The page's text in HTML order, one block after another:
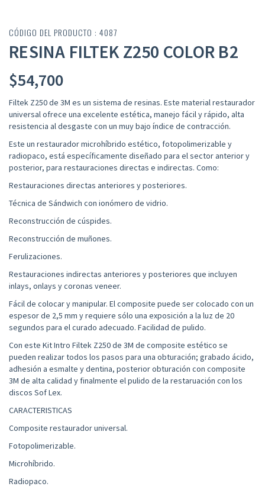
CÓDIGO DEL PRODUCTO : 4087
RESINA FILTEK Z250 COLOR B2
$54,700
Filtek Z250 de 3M es un sistema de resinas. Este material restaurador
universal ofrece una excelente estética, manejo fácil y rápido, alta
resistencia al desgaste con un muy bajo índice de contracción.
Este un restaurador microhíbrido estético, fotopolimerizable y
radiopaco, está específicamente diseñado para el sector anterior y
posterior, para restauraciones directas e indirectas. Como:
Restauraciones directas anteriores y posteriores.
Técnica de Sándwich con ionómero de vidrio.
Reconstrucción de cúspides.
Reconstrucción de muñones.
Ferulizaciones.
Restauraciones indirectas anteriores y posteriores que incluyen
inlays, onlays y coronas veneer.
Fácil de colocar y manipular. El composite puede ser colocado con un
espesor de 2,5 mm y requiere sólo una exposición a la luz de 20
segundos para el curado adecuado. Facilidad de pulido.
Con este Kit Intro Filtek Z250 de 3M de composite estético se
pueden realizar todos los pasos para una obturación; grabado ácido,
adhesión a esmalte y dentina, posterior obturación con composite
3M de alta calidad y finalmente el pulido de la restaruación con los
discos Sof Lex.
CARACTERISTICAS
Composite restaurador universal.
Fotopolimerizable.
Microhíbrido.
Radiopaco.